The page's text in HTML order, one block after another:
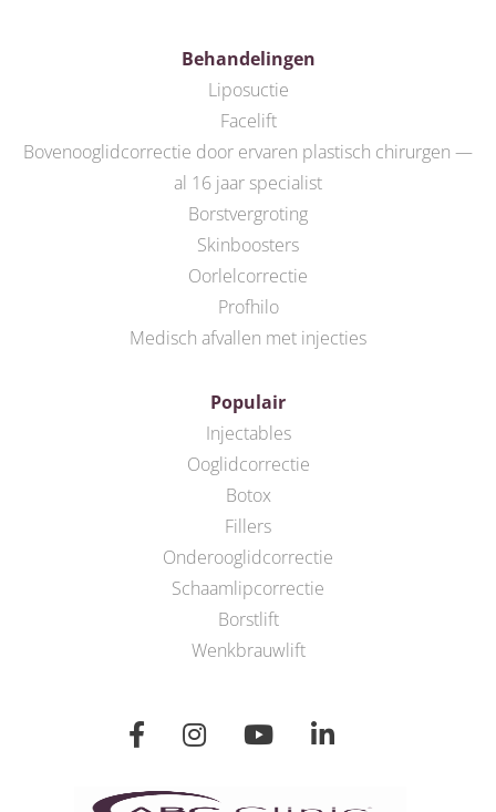
Behandelingen
Liposuctie
Facelift
Bovenooglidcorrectie door ervaren plastisch chirurgen —
al 16 jaar specialist
Borstvergroting
Skinboosters
Oorlelcorrectie
Profhilo
Medisch afvallen met injecties
Populair
Injectables
Ooglidcorrectie
Botox
Fillers
Onderooglidcorrectie
Schaamlipcorrectie
Borstlift
Wenkbrauwlift